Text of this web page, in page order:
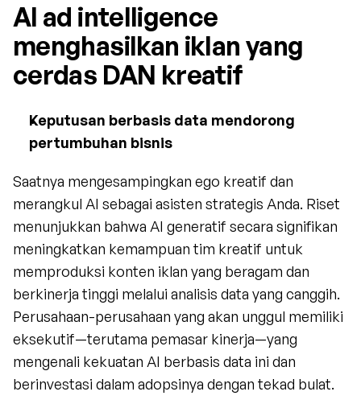
AI ad intelligence
menghasilkan iklan yang
cerdas DAN kreatif
Keputusan berbasis data mendorong
pertumbuhan bisnis
Saatnya mengesampingkan ego kreatif dan
merangkul AI sebagai asisten strategis Anda. Riset
menunjukkan bahwa AI generatif secara signifikan
meningkatkan kemampuan tim kreatif untuk
memproduksi konten iklan yang beragam dan
berkinerja tinggi melalui analisis data yang canggih.
Perusahaan-perusahaan yang akan unggul memiliki
eksekutif—terutama pemasar kinerja—yang
mengenali kekuatan AI berbasis data ini dan
berinvestasi dalam adopsinya dengan tekad bulat.